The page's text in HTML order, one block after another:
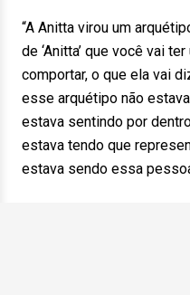
“A Anitta virou um
de ‘Anitta’ que você vai
comportar, o que ela vai
esse arquétipo não
estava sentindo por
estava tendo que
estava sendo essa